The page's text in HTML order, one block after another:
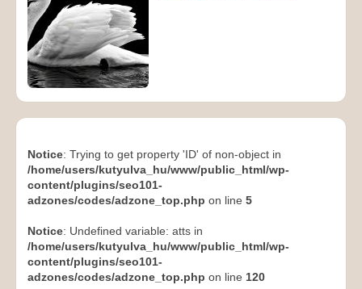
Notice: Trying to get property 'ID' of non-object in
/home/users/kutyulva_hu/www/public_html/wp-
content/plugins/seo101-
adzones/codes/adzone_top.php on line 5
Notice: Undefined variable: atts in
/home/users/kutyulva_hu/www/public_html/wp-
content/plugins/seo101-
adzones/codes/adzone_top.php on line 120